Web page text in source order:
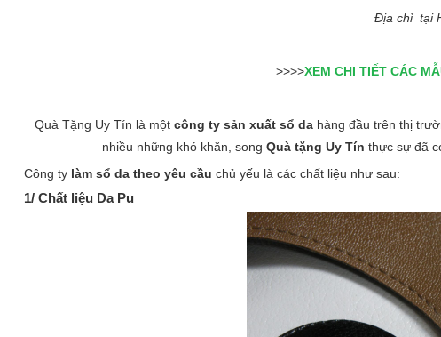
Địa chỉ tại
>>>>XEM CHI TIẾT CÁC
Quà Tặng Uy Tín là mộtcông ty sản xuất sổ da hàng đầu trên thị
nhiều những khó khăn, song Quà tặng Uy Tín thực sự đã
Công ty làm sổ da theo yêu cầu chủ yếu là các chất liệu như sau:
1/ Chất liệu Da Pu